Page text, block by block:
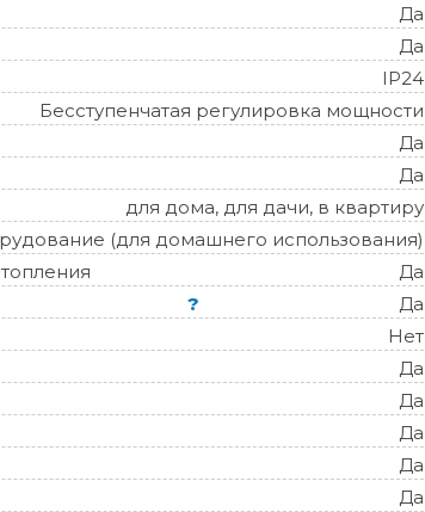
Да
Да
IP24
Бесступенчатая регулировка мощности
Да
Да
для дома, для дачи, в квартиру
(для домашнего использования)
Да
?
Да
Нет
Да
Да
Да
Да
Да